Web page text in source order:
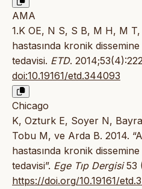
AMA
1.K OE, N S, S B, M H, M
hastasında kronik
tedavisi. ETD.
doi:10.19161/etd.344093
Chicago
K, Ozturk E, Soyer N,
Tobu M, ve Arda B. 2014.
hastasında kronik
tedavisi”. Ege Tıp Dergisi53
https://doi.org/10.19161/